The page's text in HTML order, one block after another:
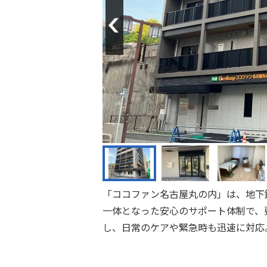
Previous
「ココファン名古屋丸の内」は、地
一体となった安心のサポート体制で
し、日常のケアや緊急時も迅速に対